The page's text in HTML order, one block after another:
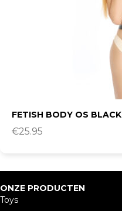
FETISH BODY OS BLACK
€25.95
ONZE PRODUCTEN
Toys